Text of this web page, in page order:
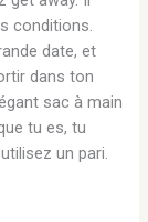
conditions.
date, et
dans ton
sac à main
tu es, tu
un pari.